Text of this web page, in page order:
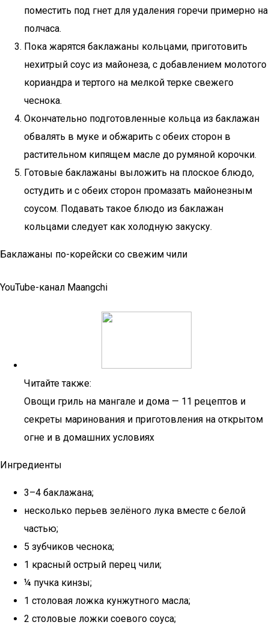
поместить под гнет для удаления горечи примерно на
полчаса.
Пока жарятся баклажаны кольцами, приготовить
нехитрый соус из майонеза, с добавлением молотого
кориандра и тертого на мелкой терке свежего
чеснока.
Окончательно подготовленные кольца из баклажан
обвалять в муке и обжарить с обеих сторон в
растительном кипящем масле до румяной корочки.
Готовые баклажаны выложить на плоское блюдо,
остудить и с обеих сторон промазать майонезным
соусом. Подавать такое блюдо из баклажан
кольцами следует как холодную закуску.
Баклажаны по-корейски со свежим чили
YouTube-канал Maangchi
Читайте также:
Овощи гриль на мангале и дома — 11 рецептов и
секреты маринования и приготовления на открытом
огне и в домашних условиях
Ингредиенты
3–4 баклажана;
несколько перьев зелёного лука вместе с белой
частью;
5 зубчиков чеснока;
1 красный острый перец чили;
¼ пучка кинзы;
1 столовая ложка кунжутного масла;
2 столовые ложки соевого соуса;